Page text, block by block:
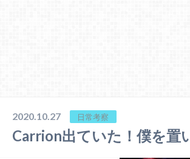
2020.10.27 日常考察
Carrion出ていた！僕を置